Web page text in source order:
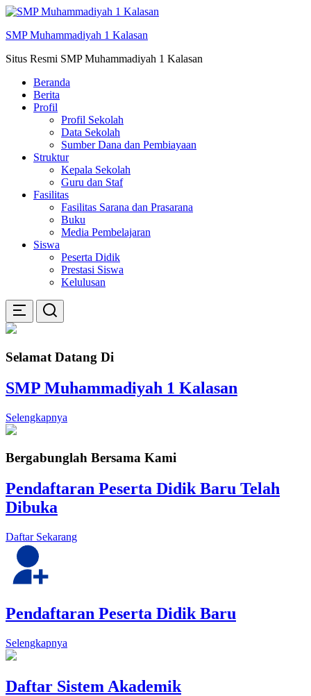
Skip
konten
SMP Muhammadiyah 1 Kalasan
Situs Resmi SMP Muhammadiyah 1 Kalasan
Beranda
Berita
Profil
Profil Sekolah
Data Sekolah
Sumber Dana dan Pembiayaan
Struktur
Kepala Sekolah
Guru dan Staf
Fasilitas
Fasilitas Sarana dan Prasarana
Buku
Media Pembelajaran
Siswa
Peserta Didik
Prestasi Siswa
Kelulusan
Selamat Datang Di
SMP Muhammadiyah 1 Kalasan
Selengkapnya
Bergabunglah Bersama Kami
Pendaftaran Peserta Didik Baru Telah
Dibuka
Daftar Sekarang
Pendaftaran Peserta Didik Baru
Selengkapnya
Daftar Sistem Akademik